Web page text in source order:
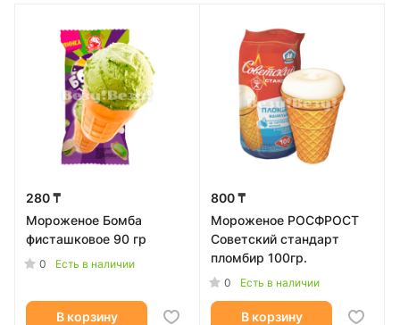
280 ₸
Мороженое Бомба
фисташковое 90 гр
0 Есть в наличии
В корзину
800 ₸
Мороженое РОСФРОСТ
Советский стандарт
пломбир 100гр.
0 Есть в наличии
В корзину